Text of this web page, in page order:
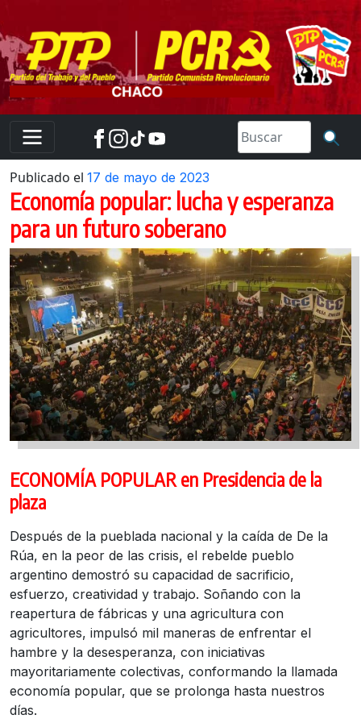
to
content
Publicado el 17 de mayo de 2023
Economía popular: lucha y esperanza
para un futuro soberano
ECONOMÍA POPULAR en Presidencia de la
plaza
Después de la pueblada nacional y la caída de De la
Rúa, en la peor de las crisis, el rebelde pueblo
argentino demostró su capacidad de sacrificio,
esfuerzo, creatividad y trabajo. Soñando con la
reapertura de fábricas y una agricultura con
agricultores, impulsó mil maneras de enfrentar el
hambre y la desesperanza, con iniciativas
mayoritariamente colectivas, conformando la llamada
economía popular, que se prolonga hasta nuestros
días.